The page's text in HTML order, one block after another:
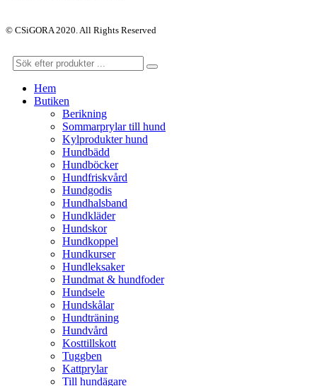
© CSiGORA 2020. All Rights Reserved
Hem
Butiken
Berikning
Sommarprylar till hund
Kylprodukter hund
Hundbädd
Hundböcker
Hundfriskvård
Hundgodis
Hundhalsband
Hundkläder
Hundskor
Hundkoppel
Hundkurser
Hundleksaker
Hundmat & hundfoder
Hundsele
Hundskålar
Hundträning
Hundvård
Kosttillskott
Tuggben
Kattprylar
Till hundägare